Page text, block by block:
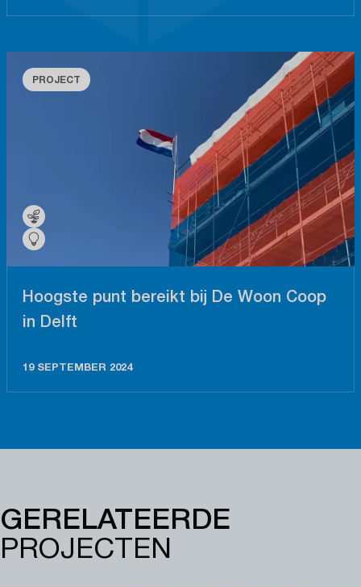
PROJECT
Hoogste punt bereikt bij De Woon Coop
in Delft
19 SEPTEMBER 2024
GERELATEERDE
PROJECTEN